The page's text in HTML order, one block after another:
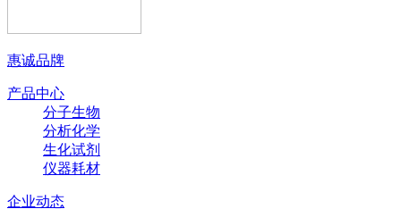
惠诚品牌
产品中心
分子生物
分析化学
生化试剂
仪器耗材
企业动态